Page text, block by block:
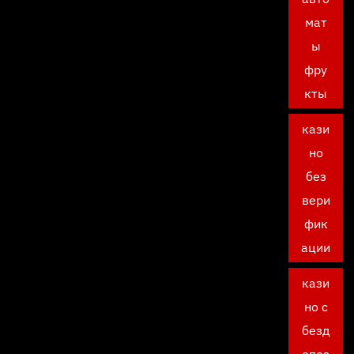
мат
ы
фру
кты
кази
но
без
вери
фик
ации
кази
но с
безд